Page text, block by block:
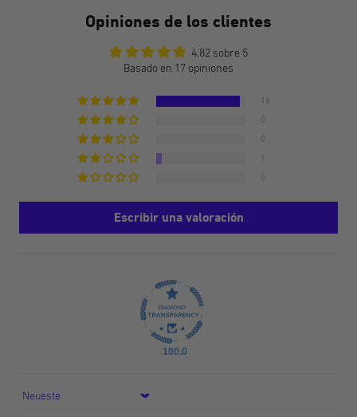
Opiniones de los clientes
4,82 sobre 5
Basado en 17 opiniones
16
0
0
1
0
Escribir una valoración
100.0
Sort by